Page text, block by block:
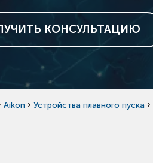
КОНСУЛЬТАЦИЮ
Aikon › Устройства плавного пуска ›